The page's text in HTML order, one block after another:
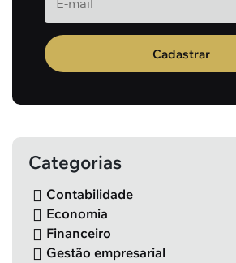
Cadastrar
Categorias
Contabilidade
Economia
Financeiro
Gestão empresarial